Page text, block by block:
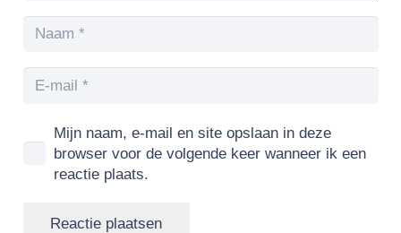
Mijn naam, e-mail en site opslaan in deze
browser voor de volgende keer wanneer ik een
reactie plaats.
Reactie plaatsen